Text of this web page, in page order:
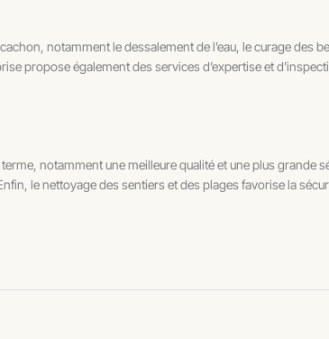
notamment le dessalement de l’eau, le curage des
propose également des services d’expertise et
notamment une meilleure qualité et une plus grande
le nettoyage des sentiers et des plages favorise la